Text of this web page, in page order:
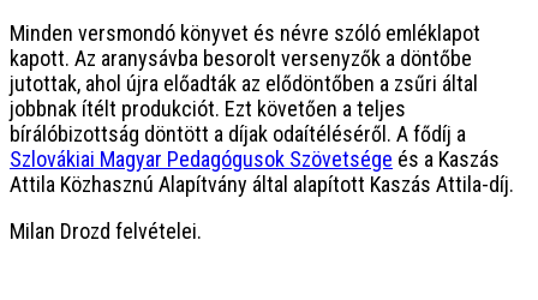
Minden versmondó könyvet és névre szóló emléklapot
kapott. Az aranysávba besorolt versenyzők a döntőbe
jutottak, ahol újra előadták az elődöntőben a zsűri által
jobbnak ítélt produkciót. Ezt követően a teljes
bírálóbizottság döntött a díjak odaítéléséről. A fődíj a
Szlovákiai Magyar Pedagógusok Szövetsége és a Kaszás
Attila Közhasznú Alapítvány által alapított Kaszás Attila-díj.
Milan Drozd felvételei.